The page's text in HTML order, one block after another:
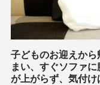
子どものお迎えか
まい、すぐソファ
が上がらず、気付